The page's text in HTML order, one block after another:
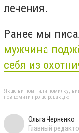
лечения.
Ранее мы
мужчина
себя из
Якщо ви помітили помилку,
повідомити про це редакцію
Ольга Черненко
Главный